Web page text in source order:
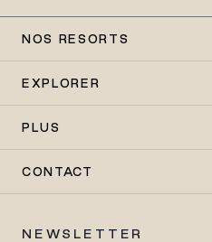
NOS RESORTS
EXPLORER
PLUS
CONTACT
NEWSLETTER